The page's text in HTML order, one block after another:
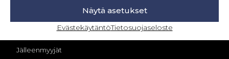
Näytä asetukset
EvästekäytäntöTietosuojaseloste
OMA TILI – KIRJAUTUMINEN
Jälleenmyyjät